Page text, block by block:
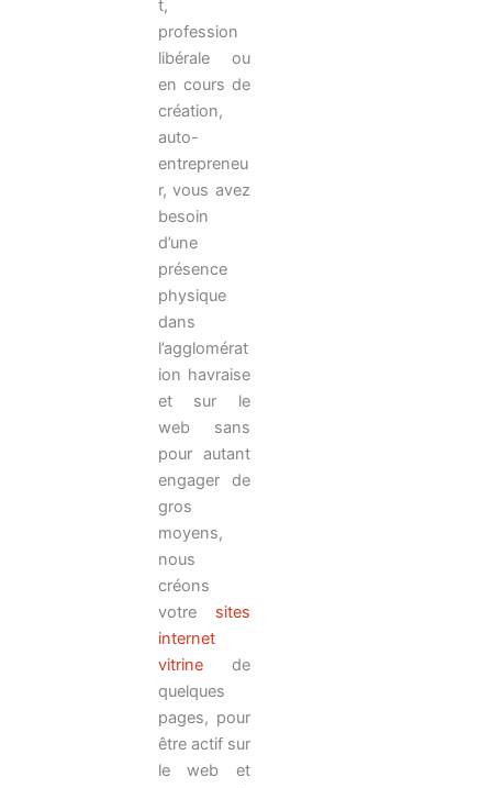
t,
profession
libérale ou
en cours de
création,
auto-
entrepreneu
r, vous avez
besoin
d’une
présence
physique
dans
l’agglomérat
ion havraise
et sur le
web sans
pour autant
engager de
gros
moyens,
nous
créons
votre sites
internet
vitrinede
quelques
pages, pour
être actif sur
le web et